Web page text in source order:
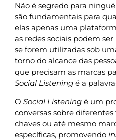
Não é segredo para
são fundamentais para
elas apenas uma
as redes sociais podem
se forem utilizadas sob
torno do alcance das
que precisam as marcas
Social Listening é a
O Social Listening é um
conversas sobre diferentes
chaves ou até mesmo
específicas, promovendo